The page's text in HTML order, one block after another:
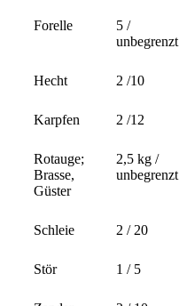
Forelle
5 /
unbegrenzt
Hecht 2 /10
Karpfen 2 /12
Rotauge;
Brasse,
Güster
2,5 kg /
unbegrenzt
Schleie 2 / 20
Stör 1 / 5